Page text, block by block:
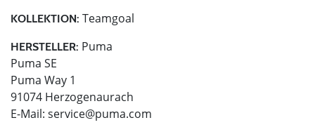
KOLLEKTION: Teamgoal
HERSTELLER: Puma
Puma SE
Puma Way 1
91074 Herzogenaurach
E-Mail: service@puma.com